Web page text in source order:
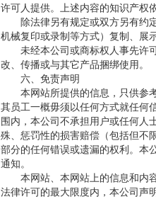
许可人提供。上述内容的知识产权
除法律另有规定或双方另有约定
机械复印或录制等方式）复制、展
未经本公司或商标权人事先许可
改、传播或与其它产品捆绑使用。
六、免责声明
本网站所提供的信息，只供参考
其员工一概毋须以任何方式就任何
围内，本公司不承担用户或任何人
殊、惩罚性的损害赔偿（包括但不
部分的任何错误或遗漏的权利。本
通知。
本网站、本网站上的信息和内容
法律许可的最大限度内，本公司声